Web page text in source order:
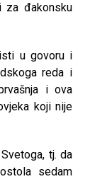
za đakonsku
u govoru i
reda i
i ova
koji nije
tj. da
sedam